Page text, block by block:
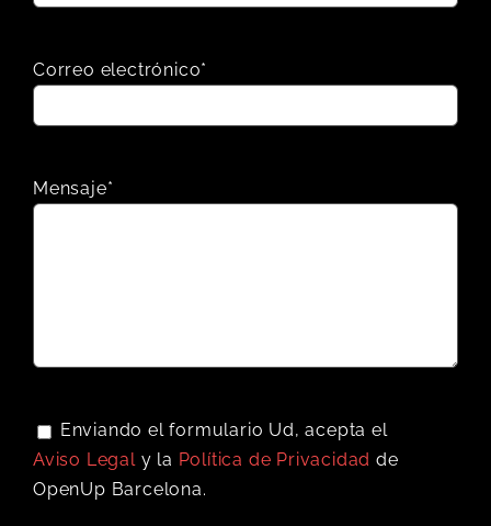
Correo electrónico*
Mensaje*
Enviando el formulario Ud, acepta el
Aviso Legaly la Política de Privacidad de
OpenUp Barcelona.